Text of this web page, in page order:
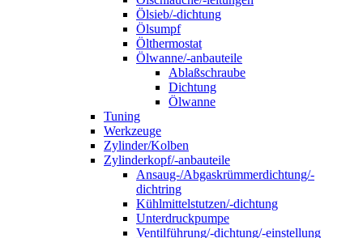
Ölsieb/-dichtung
Ölsumpf
Ölthermostat
Ölwanne/-anbauteile
Ablaßschraube
Dichtung
Ölwanne
Tuning
Werkzeuge
Zylinder/Kolben
Zylinderkopf/-anbauteile
Ansaug-/Abgaskrümmerdichtung/-
dichtring
Kühlmittelstutzen/-dichtung
Unterdruckpumpe
Ventilführung/-dichtung/-einstellung